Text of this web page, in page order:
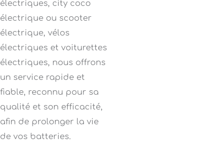
électriques, city coco
électrique ou scooter
électrique, vélos
électriques et voiturettes
électriques, nous offrons
un service rapide et
fiable, reconnu pour sa
qualité et son efficacité,
afin de prolonger la vie
de vos batteries.